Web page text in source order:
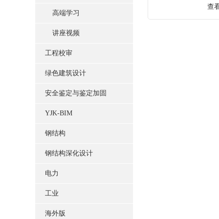
高端学习
讲座视频
工程校审
绿色建筑设计
安全鉴定与鉴定加固
YJK-BIM
钢结构
钢结构深化设计
电力
工业
海外版
查